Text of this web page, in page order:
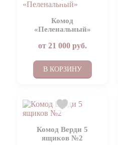
Комод
«Пеленальный»
от 21 000руб.
В КОРЗИНУ
Комод Верди 5
ящиков №2